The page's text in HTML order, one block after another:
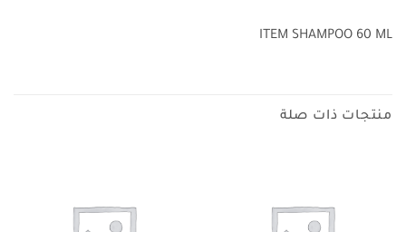
ITEM SHAMPOO 60 ML
منتجات ذات صلة